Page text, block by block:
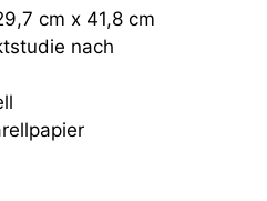
cm x 41,8 cm
nach